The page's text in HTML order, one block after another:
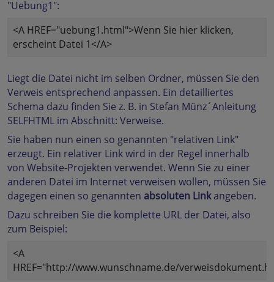
"Uebung1":
<A HREF="uebung1.html">Wenn Sie hier klicken,
erscheint Datei 1</A>
Liegt die Datei nicht im selben Ordner, müssen Sie den
Verweis entsprechend anpassen. Ein detailliertes
Schema dazu finden Sie z. B. in Stefan Münz´Anleitung
SELFHTML im Abschnitt: Verweise.
Sie haben nun einen so genannten "relativen Link"
erzeugt. Ein relativer Link wird in der Regel innerhalb
von Website-Projekten verwendet. Wenn Sie zu einer
anderen Datei im Internet verweisen wollen, müssen Sie
dagegen einen so genannten absoluten Linkangeben.
Dazu schreiben Sie die komplette URL der Datei, also
zum Beispiel:
<A
HREF="http://www.wunschname.de/